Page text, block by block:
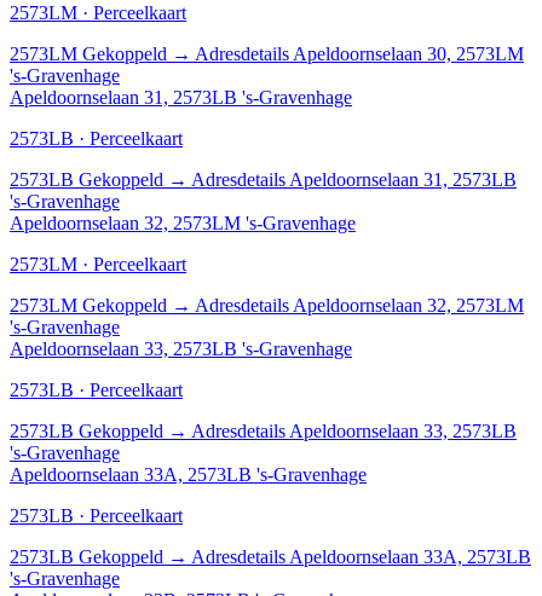
2573LM · Perceelkaart
2573LM Gekoppeld → Adresdetails Apeldoornselaan 30, 2573LM
's-Gravenhage
Apeldoornselaan 31, 2573LB 's-Gravenhage
2573LB · Perceelkaart
2573LB Gekoppeld → Adresdetails Apeldoornselaan 31, 2573LB
's-Gravenhage
Apeldoornselaan 32, 2573LM 's-Gravenhage
2573LM · Perceelkaart
2573LM Gekoppeld → Adresdetails Apeldoornselaan 32, 2573LM
's-Gravenhage
Apeldoornselaan 33, 2573LB 's-Gravenhage
2573LB · Perceelkaart
2573LB Gekoppeld → Adresdetails Apeldoornselaan 33, 2573LB
's-Gravenhage
Apeldoornselaan 33A, 2573LB 's-Gravenhage
2573LB · Perceelkaart
2573LB Gekoppeld → Adresdetails Apeldoornselaan 33A, 2573LB
's-Gravenhage